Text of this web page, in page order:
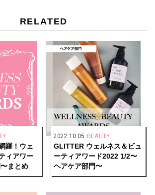
RELATED
羅！ウェ
ィアワー
まとめ
2022.10.05 BEAUTY
GLITTER ウェルネス＆ビュ
ーティアワード2022 1/2〜
ヘアケア部門〜